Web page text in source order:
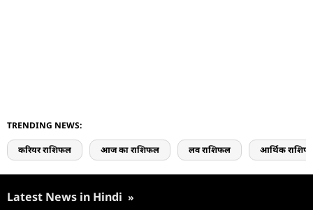
TRENDING NEWS:
करियर राशिफल आज का राशिफल लव राशिफल आर्थिक
Latest News in Hindi »